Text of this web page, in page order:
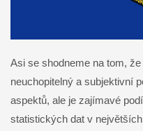
Asi se shodneme na tom,
neuchopitelný a subjektivní
aspektů, ale je zajímavé
statistických dat v